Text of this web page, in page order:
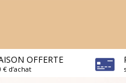
OFFERTE
€ d’achat